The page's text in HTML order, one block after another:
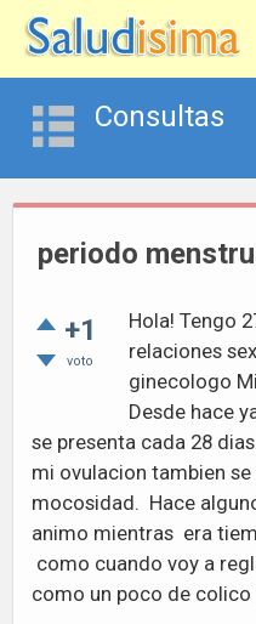
Consultas
periodo
+1
voto
Hola! Tengo
relaciones
ginecologo
Desde hace
se presenta cada 28
mi ovulacion tambien
mocosidad. Hace
animo mientras era
como cuando voy a
como un poco de